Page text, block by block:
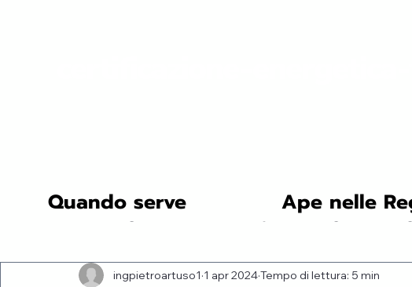
Tecnologie e Soluzioni Risparmio Energetico:
Certificazioni Energetiche Norme Studi di Caso
ingpietroartuso1 1 apr 2024Tempo di lettura: 5 min
Quando serve Ape nelle